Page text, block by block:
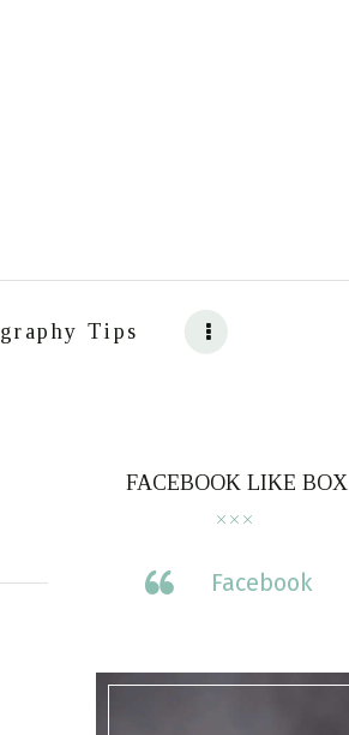
Tips
FACEBOOK LIKE BOX
Facebook